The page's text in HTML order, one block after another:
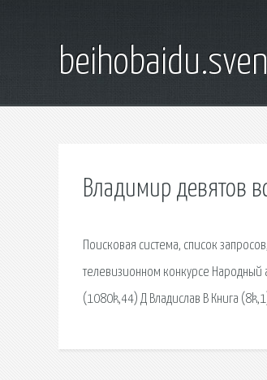
Владимир девятов
Поисковая сиcтема, список
телевизионном конкурсе
(1080k,44) Д Владислав В Книга